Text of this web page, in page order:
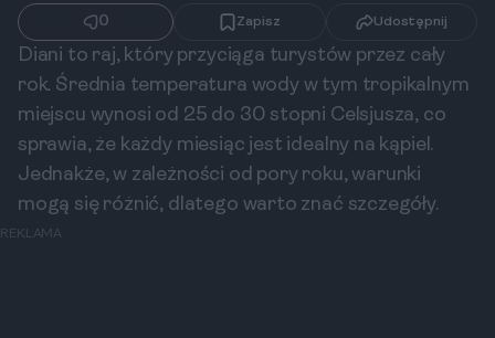
0
Zapisz Udostępnij
Diani to raj, który przyciąga turystów przez cały
rok. Średnia temperatura wody w tym tropikalnym
miejscu wynosi od 25 do 30 stopni Celsjusza, co
sprawia, że każdy miesiąc jest idealny na kąpiel.
Jednakże, w zależności od pory roku, warunki
mogą się różnić, dlatego warto znać szczegóły.
REKLAMA